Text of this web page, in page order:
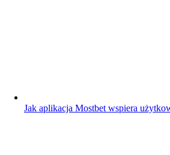
Jak aplikacja Mostbet wspiera